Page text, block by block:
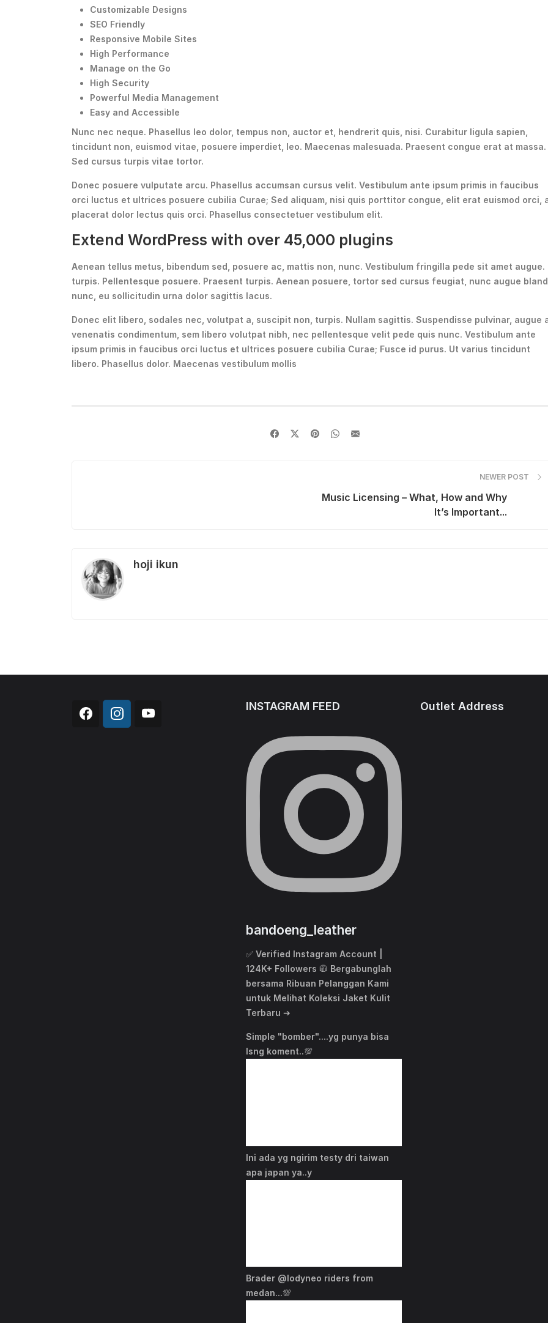
Customizable Designs
SEO Friendly
Responsive Mobile Sites
High Performance
Manage on the Go
High Security
Powerful Media Management
Easy and Accessible
Nunc nec neque. Phasellus leo dolor, tempus non, auctor et, hendrerit quis, nisi. Curabitur ligula sapien,
tincidunt non, euismod vitae, posuere imperdiet, leo. Maecenas malesuada. Praesent congue erat at massa.
Sed cursus turpis vitae tortor.
Donec posuere vulputate arcu. Phasellus accumsan cursus velit. Vestibulum ante ipsum primis in faucibus
orci luctus et ultrices posuere cubilia Curae; Sed aliquam, nisi quis porttitor congue, elit erat euismod orci,
placerat dolor lectus quis orci. Phasellus consectetuer vestibulum elit.
Extend WordPress with over 45,000 plugins
Aenean tellus metus, bibendum sed, posuere ac, mattis non, nunc. Vestibulum fringilla pede sit amet augue.
turpis. Pellentesque posuere. Praesent turpis. Aenean posuere, tortor sed cursus feugiat, nunc augue
nunc, eu sollicitudin urna dolor sagittis lacus.
Donec elit libero, sodales nec, volutpat a, suscipit non, turpis. Nullam sagittis. Suspendisse pulvinar, augue
venenatis condimentum, sem libero volutpat nibh, nec pellentesque velit pede quis nunc. Vestibulum ante
ipsum primis in faucibus orci luctus et ultrices posuere cubilia Curae; Fusce id purus. Ut varius tincidunt
libero. Phasellus dolor. Maecenas vestibulum mollis
NEWER POST
Music Licensing – What, How and Why
It’s Important...
hoji ikun
INSTAGRAM FEED
bandoeng_leather
✅ Verified Instagram Account |
124K+ Followers 🧥 Bergabunglah
bersama Ribuan Pelanggan Kami
untuk Melihat Koleksi Jaket Kulit
Terbaru ➔
Simple "bomber"....yg punya bisa
lsng koment..💯
Ini ada yg ngirim testy dri taiwan
apa japan ya..y
Brader @lodyneo riders from
medan...💯
Outlet Address